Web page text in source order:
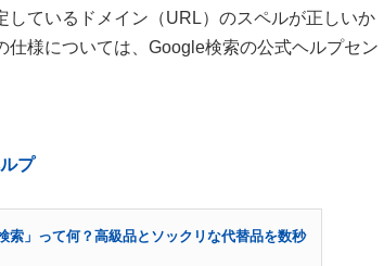
ているドメイン（URL）のスペルが正しいか
様については、Google検索の公式ヘルプセン
プ
索」って何？高級品とソックリな代替品を数秒